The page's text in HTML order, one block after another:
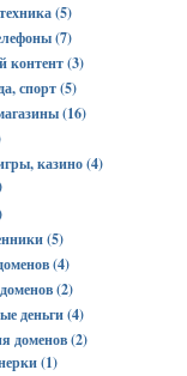
(5)
(7)
контент (3)
спорт (5)
(16)
казино (4)
(5)
(4)
(2)
деньги (4)
доменов (2)
(1)